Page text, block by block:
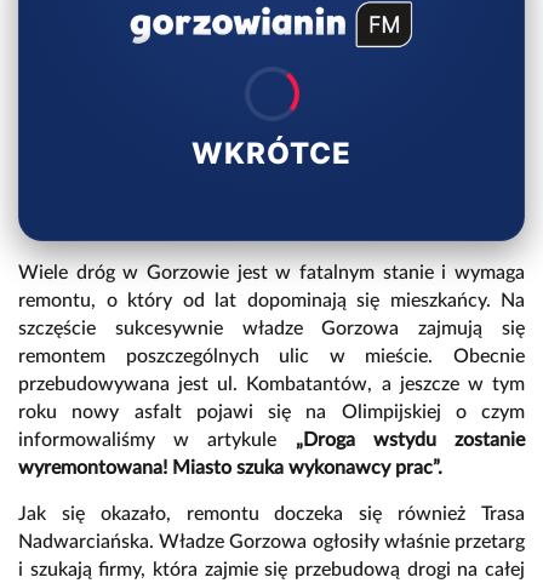
WKRÓTCE
Wiele dróg w Gorzowie jest w fatalnym stanie i wymaga
remontu, o który od lat dopominają się mieszkańcy. Na
szczęście sukcesywnie władze Gorzowa zajmują się
remontem poszczególnych ulic w mieście. Obecnie
przebudowywana jest ul. Kombatantów, a jeszcze w tym
roku nowy asfalt pojawi się na Olimpijskiej o czym
informowaliśmy w artykule „Droga wstydu zostanie
wyremontowana! Miasto szuka wykonawcy prac”.
Jak się okazało, remontu doczeka się również Trasa
Nadwarciańska. Władze Gorzowa ogłosiły właśnie przetarg
i szukają firmy, która zajmie się przebudową drogi na całej